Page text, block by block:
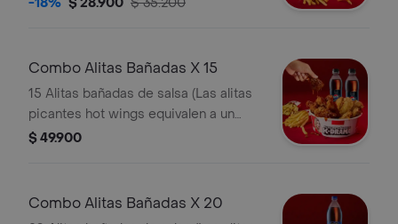
Combo Alitas Bañadas X 15
15 Alitas bañadas de salsa (Las alitas
picantes hot wings equivalen a un
trozo de ala) + 2 Papa Pequeña + 2
$ 49.900
Combo Alitas Bañadas X 20